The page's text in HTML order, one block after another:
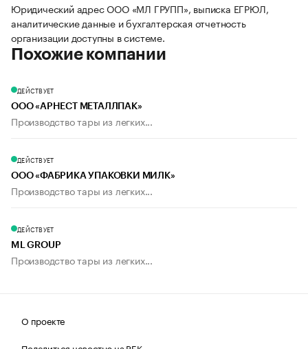
Юридический адрес ООО «МЛ ГРУПП», выписка ЕГРЮЛ,
аналитические данные и бухгалтерская отчетность
организации доступны в системе.
Похожие компании
ДЕЙСТВУЕТ
ООО «АРНЕСТ МЕТАЛЛПАК»
Производство тары из легких...
ДЕЙСТВУЕТ
ООО «ФАБРИКА УПАКОВКИ МИЛК»
Производство тары из легких...
ДЕЙСТВУЕТ
ML GROUP
Производство тары из легких...
О проекте